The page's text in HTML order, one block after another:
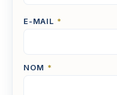
E-MAIL *
NOM *